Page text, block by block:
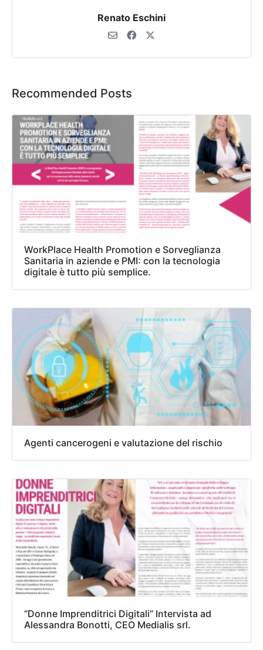
Renato Eschini
Recommended Posts
WorkPlace Health Promotion e Sorveglianza
Sanitaria in aziende e PMI: con la tecnologia
digitale è tutto più semplice.
Agenti cancerogeni e valutazione del rischio
“Donne Imprenditrici Digitali” Intervista ad
Alessandra Bonotti, CEO Medialis srl.